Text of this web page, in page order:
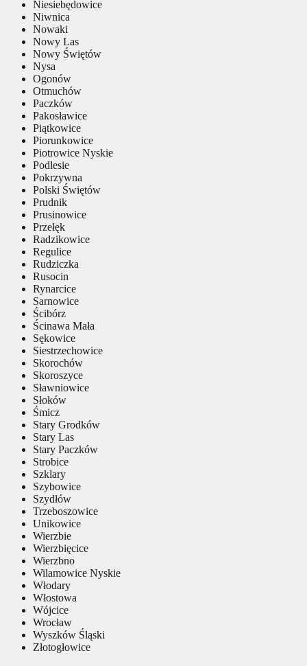
Niesiebędowice
Niwnica
Nowaki
Nowy Las
Nowy Świętów
Nysa
Ogonów
Otmuchów
Paczków
Pakosławice
Piątkowice
Piorunkowice
Piotrowice Nyskie
Podlesie
Pokrzywna
Polski Świętów
Prudnik
Prusinowice
Przełęk
Radzikowice
Regulice
Rudziczka
Rusocin
Rynarcice
Sarnowice
Ścibórz
Ścinawa Mała
Sękowice
Siestrzechowice
Skorochów
Skoroszyce
Sławniowice
Słoków
Śmicz
Stary Grodków
Stary Las
Stary Paczków
Strobice
Szklary
Szybowice
Szydłów
Trzeboszowice
Unikowice
Wierzbie
Wierzbięcice
Wierzbno
Wilamowice Nyskie
Włodary
Włostowa
Wójcice
Wrocław
Wyszków Śląski
Złotogłowice